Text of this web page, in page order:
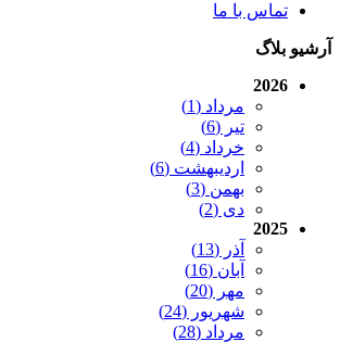
تماس با ما
آرشیو بلاگ
2026
مرداد (1)
تیر (6)
خرداد (4)
اردیبهشت (6)
بهمن (3)
دی (2)
2025
آذر (13)
آبان (16)
مهر (20)
شهریور (24)
مرداد (28)